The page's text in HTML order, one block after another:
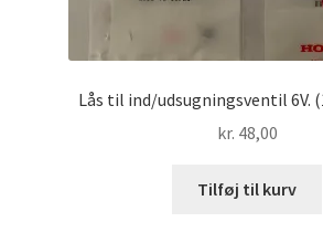
Lås til ind/udsugningsventil 6V.
kr. 48,00
Tilføj til kurv